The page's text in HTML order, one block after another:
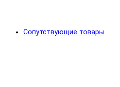
Сопутствующие товары